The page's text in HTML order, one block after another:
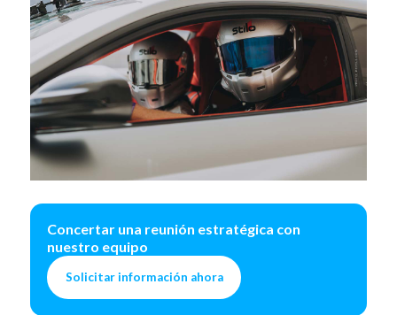
Concertar una reunión estratégica con
nuestro equipo
Solicitar información ahora